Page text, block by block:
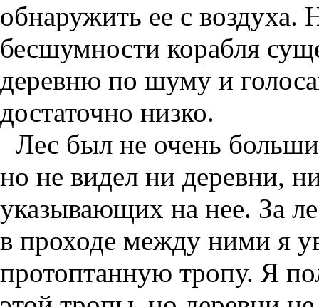
обнаружить ее с воздуха.
бесшумности корабля
деревню по шуму и
достаточно низко.
Лес был не очень
но не видел ни деревни,
указывающих на нее. За
в проходе между ними я
протоптанную тропу. Я